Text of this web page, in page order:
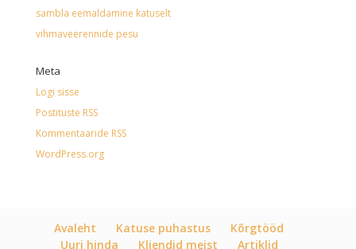
sambla eemaldamine katuselt
vihmaveerennide pesu
Meta
Logi sisse
Postituste RSS
Kommentaaride RSS
WordPress.org
Avaleht Katuse puhastus
Kõrgtööd
Uuri hinda
Kliendid meist Artiklid